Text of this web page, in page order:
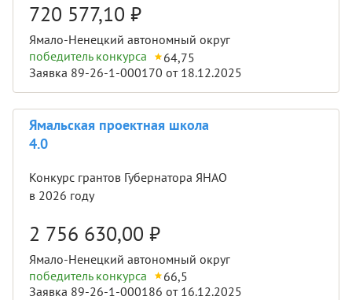
720 577,10 ₽
Ямало-Ненецкий автономный округ
победитель конкурса
64,75
Заявка 89-26-1-000170 от 18.12.2025
Ямальская проектная школа
4.0
Конкурс грантов Губернатора ЯНАО
в 2026 году
2 756 630,00 ₽
Ямало-Ненецкий автономный округ
победитель конкурса
66,5
Заявка 89-26-1-000186 от 16.12.2025